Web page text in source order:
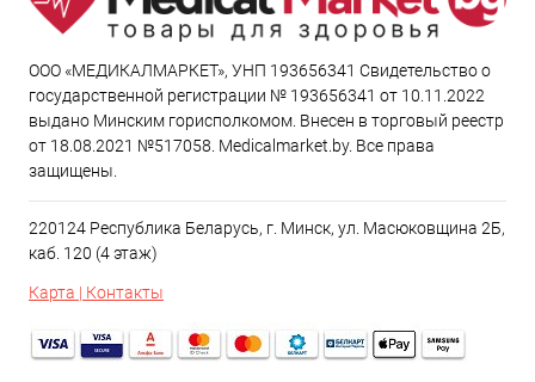
ООО «МЕДИКАЛМАРКЕТ», УНП 193656341 Свидетельство о
государственной регистрации № 193656341 от 10.11.2022
выдано Минским горисполкомом. Внесен в торговый реестр
от 18.08.2021 №517058. Medicalmarket.by. Все права
защищены.
220124 Республика Беларусь, г. Минск, ул. Масюковщина 2Б,
каб. 120 (4 этаж)
Карта | Контакты